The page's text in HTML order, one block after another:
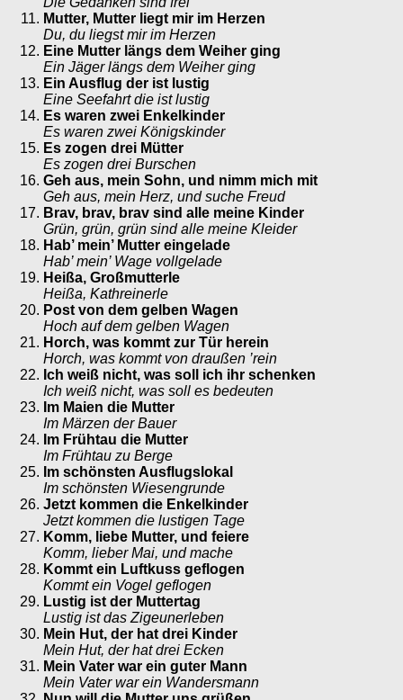
Mutter, Mutter liegt mir im Herzen
Du, du liegst mir im Herzen
Eine Mutter längs dem Weiher ging
Ein Jäger längs dem Weiher ging
Ein Ausflug der ist lustig
Eine Seefahrt die ist lustig
Es waren zwei Enkelkinder
Es waren zwei Königskinder
Es zogen drei Mütter
Es zogen drei Burschen
Geh aus, mein Sohn, und nimm mich mit
Geh aus, mein Herz, und suche Freud
Brav, brav, brav sind alle meine Kinder
Grün, grün, grün sind alle meine Kleider
Hab’ mein’ Mutter eingelade
Hab’ mein’ Wage vollgelade
Heißa, Großmutterle
Heißa, Kathreinerle
Post von dem gelben Wagen
Hoch auf dem gelben Wagen
Horch, was kommt zur Tür herein
Horch, was kommt von draußen ’rein
Ich weiß nicht, was soll ich ihr schenken
Ich weiß nicht, was soll es bedeuten
Im Maien die Mutter
Im Märzen der Bauer
Im Frühtau die Mutter
Im Frühtau zu Berge
Im schönsten Ausflugslokal
Im schönsten Wiesengrunde
Jetzt kommen die Enkelkinder
Jetzt kommen die lustigen Tage
Komm, liebe Mutter, und feiere
Komm, lieber Mai, und mache
Kommt ein Luftkuss geflogen
Kommt ein Vogel geflogen
Lustig ist der Muttertag
Lustig ist das Zigeunerleben
Mein Hut, der hat drei Kinder
Mein Hut, der hat drei Ecken
Mein Vater war ein guter Mann
Mein Vater war ein Wandersmann